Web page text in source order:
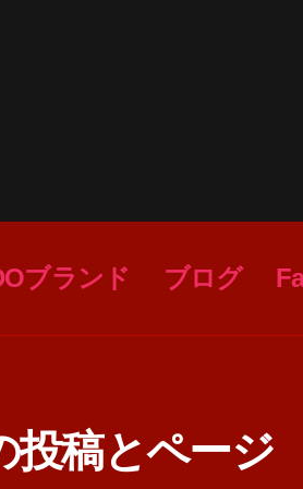
ブランド ブログ
投稿とページ